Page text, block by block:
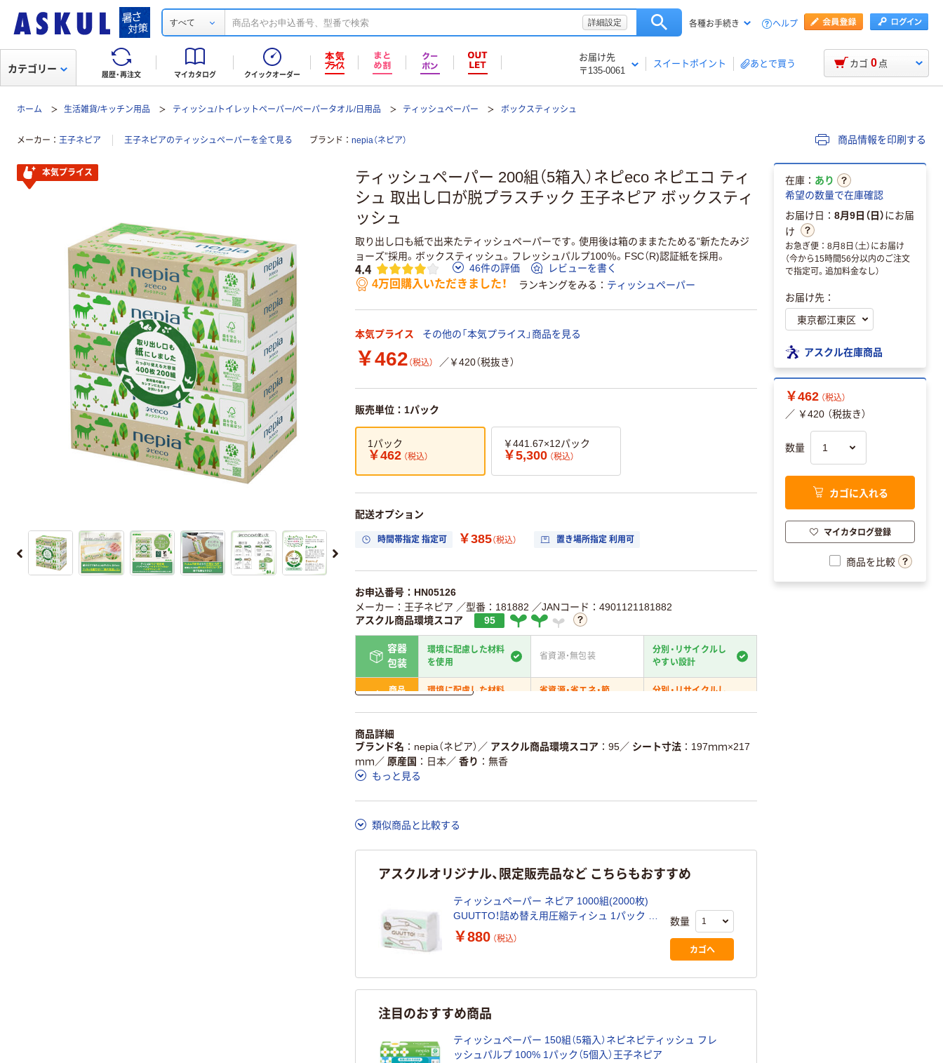
すべて 詳細設定 各種お手続き ヘルプ
履歴・再注文 マイカタログ クイックオーダー
お届け先
〒135-0061
スイートポイント あとで買う
カテゴリー カゴ 0 点
ホーム 生活雑貨/キッチン用品 ティッシュ/トイレットペーパー/ペーパータオル/日用品 ティッシュペーパー ボックスティッシュ
メーカー 王子ネピア 王子ネピアのティッシュペーパーを全て見る ブランド nepia（ネピア） 商品情報を印刷する
ティッシュペーパー 200組（5箱入）ネピeco ネピエコ ティ
シュ 取出し口が脱プラスチック 王子ネピア ボックスティ
ッシュ
取り出し口も紙で出来たティッシュペーパーです。使用後は箱のままたためる”新たたみジ
ョーズ”採用。ボックスティッシュ。フレッシュパルプ100％。FSC（R)認証紙を採用。
4.4 46件の評価 レビューを書く
4万回購入いただきました！ ランキングをみる ティッシュペーパー
本気プライス その他の「本気プライス」商品を見る
￥462 （税込） ／￥420（税抜き）
販売単位：1パック
1パック
￥462 （税込）
￥441.67×12パック
￥5,300 （税込）
配送オプション
時間帯指定 指定可 ￥385（税込） 置き場所指定 利用可
お申込番号：HN05126
メーカー：王子ネピア ／型番：181882 ／JANコード：4901121181882
アスクル商品環境スコア
95
容器
包装
環境に配慮した材料
を使用
省資源・無包装
分別・リサイクルし
やすい設計
商品
環境に配慮した材料
省資源・省エネ・節
分別・リサイクルし
仕組
ある
いる
削減
この商品の環境配慮ポイントです。詳しくはページ下部の商品詳細「
ア詳細／加点項目
詳しく見る
商品詳細
ブランド名
nepia（ネピア） ／ アスクル商品環境スコア 95／ シート寸法
197ｍｍ×217
ｍｍ ／ 原産国 日本／ 香り
無香
もっと見る
類似商品と比較する
アスクルオリジナル、限定販売品など こちらもおすすめ
ティッシュペーパー ネピア 1000組(2000枚)
GUUTTO！詰め替え用圧縮ティシュ 1パック 王
子ネピア 限定
￥880 （税込）
数量
カゴへ
注目のおすすめ商品
ティッシュペーパー 150組（5箱入）ネピネピティッシュ フレ
ッシュパルプ 100% 1パック（5個入）王子ネピア
本気プライス
在庫： あり
希望の数量で在庫確認
お届け日： 8月9日（日）にお届
け
お急ぎ便：8月8日（土）にお届け
（今から15時間56分以内のご注文
で指定可。追加料金なし）
お届け先：
アスクル在庫商品
￥462 （税込）
／ ￥420 （税抜き）
数量
カゴに入れる
マイカタログ登録
商品を比較